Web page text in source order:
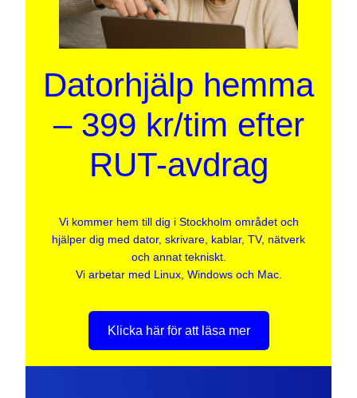
Datorhjälp hemma
– 399 kr/tim efter
RUT-avdrag
Vi kommer hem till dig i Stockholm området och
hjälper dig med dator, skrivare, kablar, TV, nätverk
och annat tekniskt.
Vi arbetar med Linux, Windows och Mac.
Klicka här för att läsa mer